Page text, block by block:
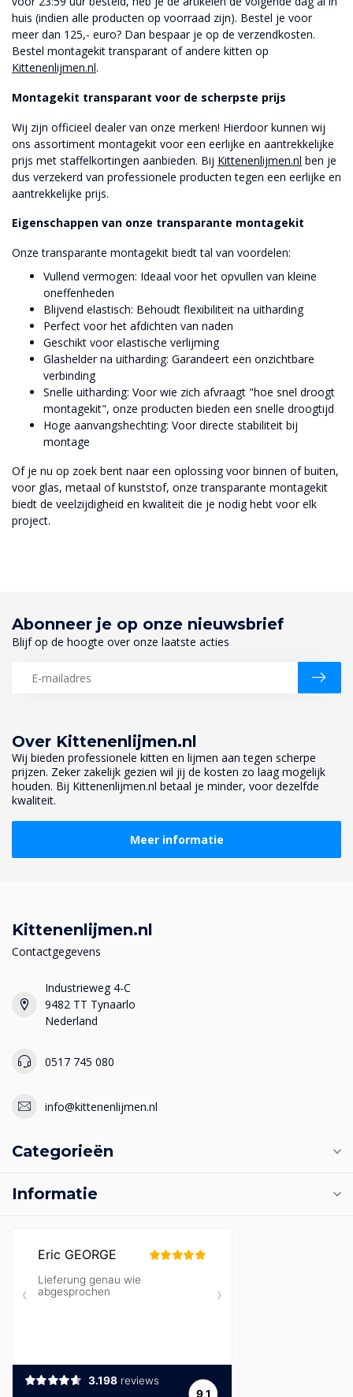
huis (indien alle producten op voorraad zijn). Bestel je voor
meer dan 125,- euro? Dan bespaar je op de verzendkosten.
Bestel montagekit transparant of andere kitten op
Kittenenlijmen.nl.
Montagekit transparant voor de scherpste prijs
Wij zijn officieel dealer van onze merken! Hierdoor kunnen wij
ons assortiment montagekit voor een eerlijke en aantrekkelijke
prijs met staffelkortingen aanbieden. Bij Kittenenlijmen.nl ben je
dus verzekerd van professionele producten tegen een eerlijke en
aantrekkelijke prijs.
Eigenschappen van onze transparante montagekit
Onze transparante montagekit biedt tal van voordelen:
Vullend vermogen: Ideaal voor het opvullen van kleine
oneffenheden
Blijvend elastisch: Behoudt flexibiliteit na uitharding
Perfect voor het afdichten van naden
Geschikt voor elastische verlijming
Glashelder na uitharding: Garandeert een onzichtbare
verbinding
Snelle uitharding: Voor wie zich afvraagt "hoe snel droogt
montagekit", onze producten bieden een snelle droogtijd
Hoge aanvangshechting: Voor directe stabiliteit bij
montage
Of je nu op zoek bent naar een oplossing voor binnen of buiten,
voor glas, metaal of kunststof, onze transparante montagekit
biedt de veelzijdigheid en kwaliteit die je nodig hebt voor elk
project.
Over Kittenenlijmen.nl
Wij bieden professionele kitten en lijmen aan tegen scherpe
prijzen. Zeker zakelijk gezien wil jij de kosten zo laag mogelijk
houden. Bij Kittenenlijmen.nl betaal je minder, voor dezelfde
kwaliteit.
Meer informatie
Abonneer je op onze nieuwsbrief
Blijf op de hoogte over onze laatste acties
Kittenenlijmen.nl
Contactgegevens
Industrieweg 4-C
9482 TT Tynaarlo
Nederland
0517 745 080
info@kittenenlijmen.nl
Categorieën
Informatie